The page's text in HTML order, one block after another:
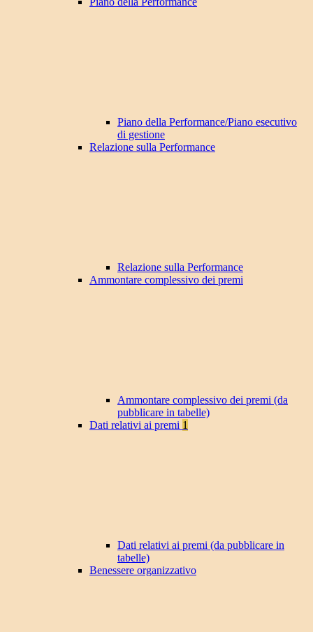
Piano della Performance/Piano esecutivo
di gestione
Relazione sulla Performance
Relazione sulla Performance
Ammontare complessivo dei premi
Ammontare complessivo dei premi (da
pubblicare in tabelle)
Dati relativi ai premi 1
Dati relativi ai premi (da pubblicare in
tabelle)
Benessere organizzativo